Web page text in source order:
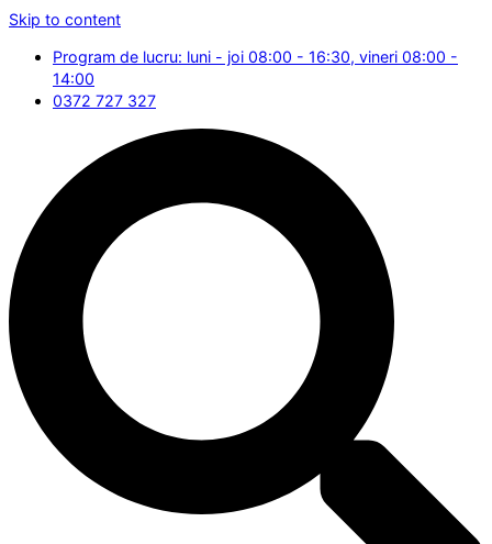
Skip to content
Program de lucru: luni - joi 08:00 - 16:30, vineri 08:00 -
14:00
0372 727 327